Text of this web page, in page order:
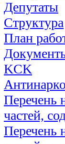
Депутаты
Структура
План
KCK
Перечень
частей,
Перечень